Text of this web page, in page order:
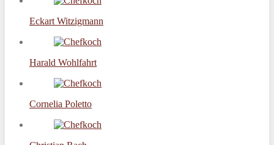
Eckart Witzigmann
Harald Wohlfahrt
Cornelia Poletto